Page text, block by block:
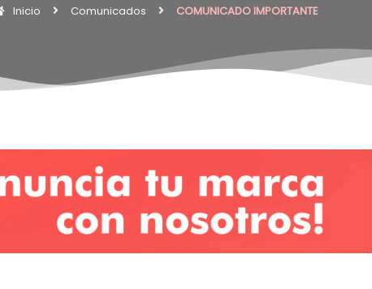
Inicio Comunicados COMUNICADO IMPORTANTE